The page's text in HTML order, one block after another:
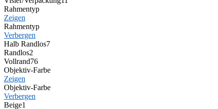
Rahmentyp
Zeigen
Rahmentyp
Verbergen
Halb Randlos7
Randlos2
Vollrand76
Objektiv-Farbe
Zeigen
Objektiv-Farbe
Verbergen
Beige1